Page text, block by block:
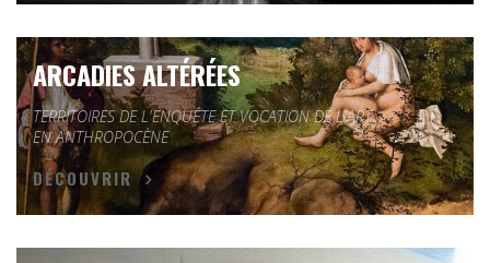
ARCADIES ALTÉRÉES
TERRITOIRES DE L'ENQUÊTE ET VOCATION DE L'ART
EN ANTHROPOCÈNE
DÉCOUVRIR